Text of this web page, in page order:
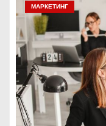
МАРКЕТИНГ